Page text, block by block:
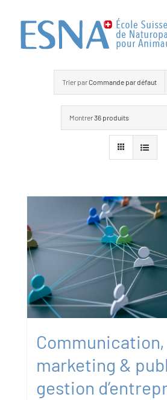
contenu
Trier parCommande par défaut
Montrer36 produits
Communication,
marketing &
gestion